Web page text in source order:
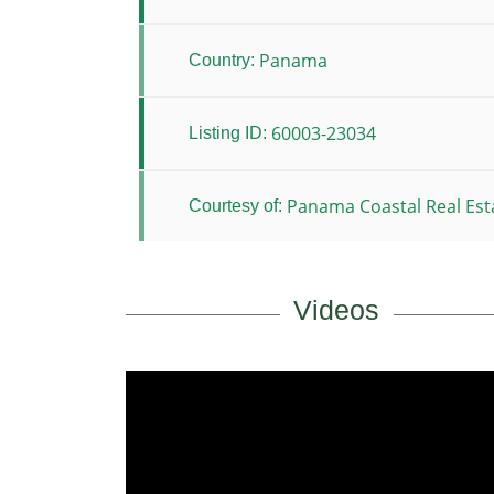
Country: Panama
Listing ID: 60003-23034
Courtesy of: Panama Coastal Real
Videos